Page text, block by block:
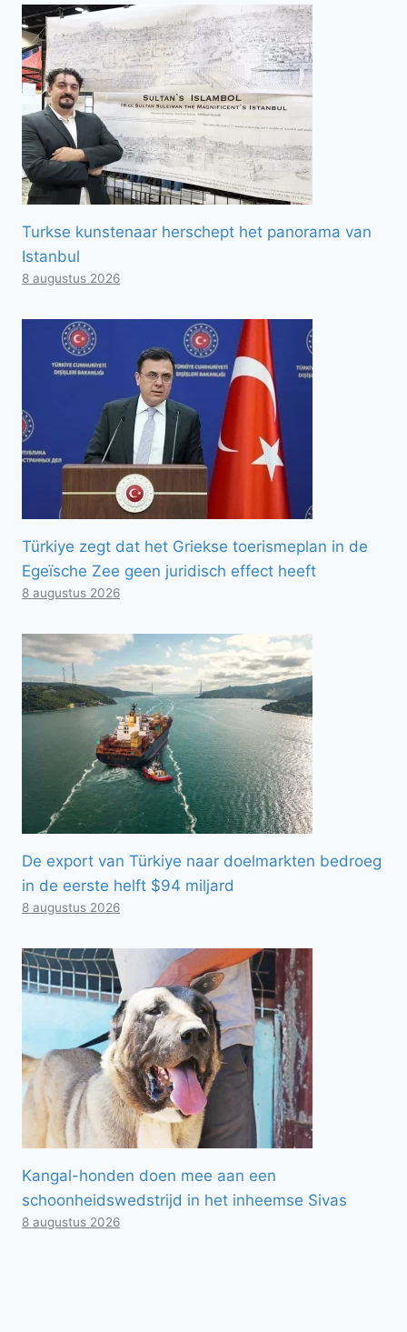
Turkse kunstenaar herschept het panorama van
Istanbul
8 augustus 2026
Türkiye zegt dat het Griekse toerismeplan in de
Egeïsche Zee geen juridisch effect heeft
8 augustus 2026
De export van Türkiye naar doelmarkten bedroeg
in de eerste helft $94 miljard
8 augustus 2026
Kangal-honden doen mee aan een
schoonheidswedstrijd in het inheemse Sivas
8 augustus 2026